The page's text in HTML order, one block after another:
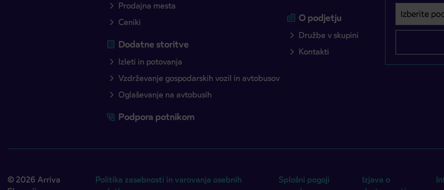
Prodajna mesta
Ceniki
Dodatne storitve
Izleti in potovanja
Vzdrževanje gospodarskih vozil in avtobusov
Oglaševanje na avtobusih
Podpora potnikom
O podjetju
Družbe v skupini
Kontakti
Izberite
Področje je
© 2026 Arriva
Politika zasebnosti in varovanja osebnih
Splošni pogoji
Izjava o